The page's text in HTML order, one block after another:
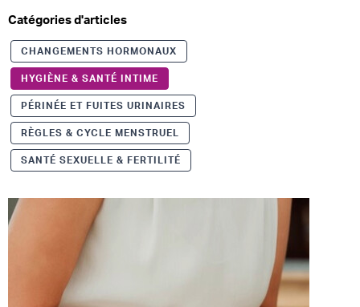
Catégories d'articles
CHANGEMENTS HORMONAUX
HYGIÈNE & SANTÉ INTIME
PÉRINÉE ET FUITES URINAIRES
RÈGLES & CYCLE MENSTRUEL
SANTÉ SEXUELLE & FERTILITÉ